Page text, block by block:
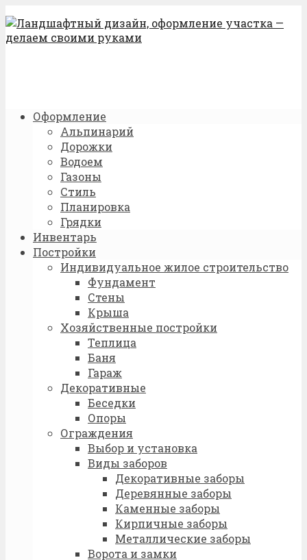
Оформление
Альпинарий
Дорожки
Водоем
Газоны
Стиль
Планировка
Грядки
Инвентарь
Постройки
Индивидуальное жилое строительство
Фундамент
Стены
Крыша
Хозяйственные постройки
Теплица
Баня
Гараж
Декоративные
Беседки
Опоры
Ограждения
Выбор и установка
Виды заборов
Декоративные заборы
Деревянные заборы
Каменные заборы
Кирпичные заборы
Металлические заборы
Ворота и замки